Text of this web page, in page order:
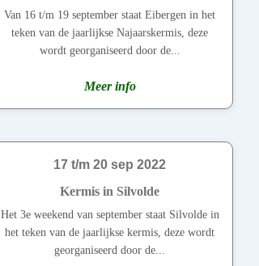
Van 16 t/m 19 september staat Eibergen in het
teken van de jaarlijkse Najaarskermis, deze
wordt georganiseerd door de...
Meer info
17 t/m 20 sep 2022
Kermis in Silvolde
Het 3e weekend van september staat Silvolde in
het teken van de jaarlijkse kermis, deze wordt
georganiseerd door de...